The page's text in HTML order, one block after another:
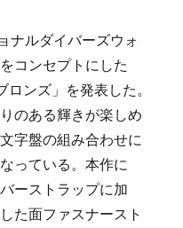
ナルダイバーズウォ
コンセプトにした
ロンズ」を発表した。
のある輝きが楽しめ
字盤の組み合わせに
っている。本作に
ーストラップに加
た面ファスナースト